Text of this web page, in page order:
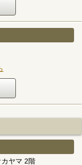
ヤマ 2階